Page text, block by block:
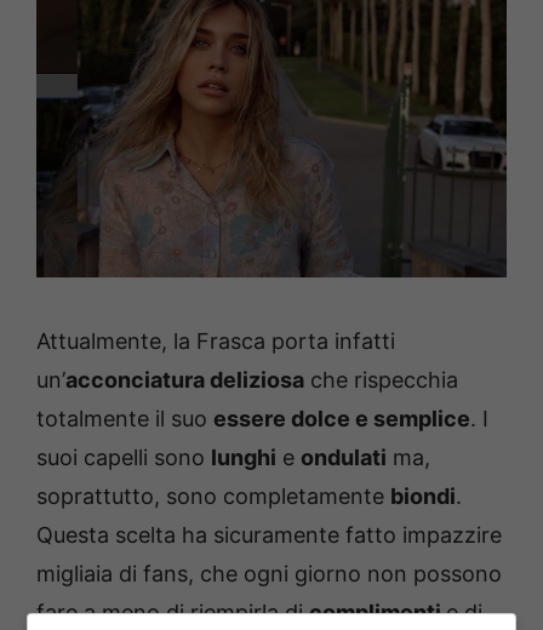
Attualmente, la Frasca porta infatti
un’acconciatura deliziosa che rispecchia
totalmente il suo essere dolce e semplice. I
suoi capelli sono lunghi e ondulati ma,
soprattutto, sono completamente biondi.
Questa scelta ha sicuramente fatto impazzire
migliaia di fans, che ogni giorno non possono
fare a meno di riempirla dicomplimentie di